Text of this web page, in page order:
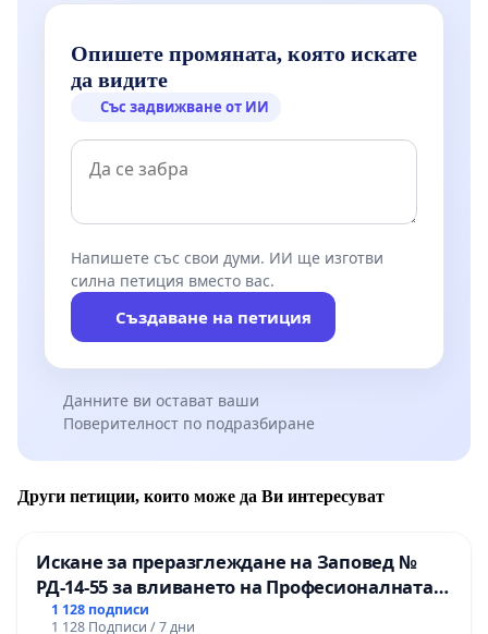
Опишете промяната, която искате
да видите
Със задвижване от ИИ
Напишете със свои думи. ИИ ще изготви
силна петиция вместо вас.
Създаване на петиция
Данните ви остават ваши
Поверителност по подразбиране
Други петиции, които може да Ви интересуват
Искане за преразглеждане на Заповед №
РД-14-55 за вливането на Професионалната
гимназия по промишлени технологии в
1 128 подписи
1 128 Подписи / 7 дни